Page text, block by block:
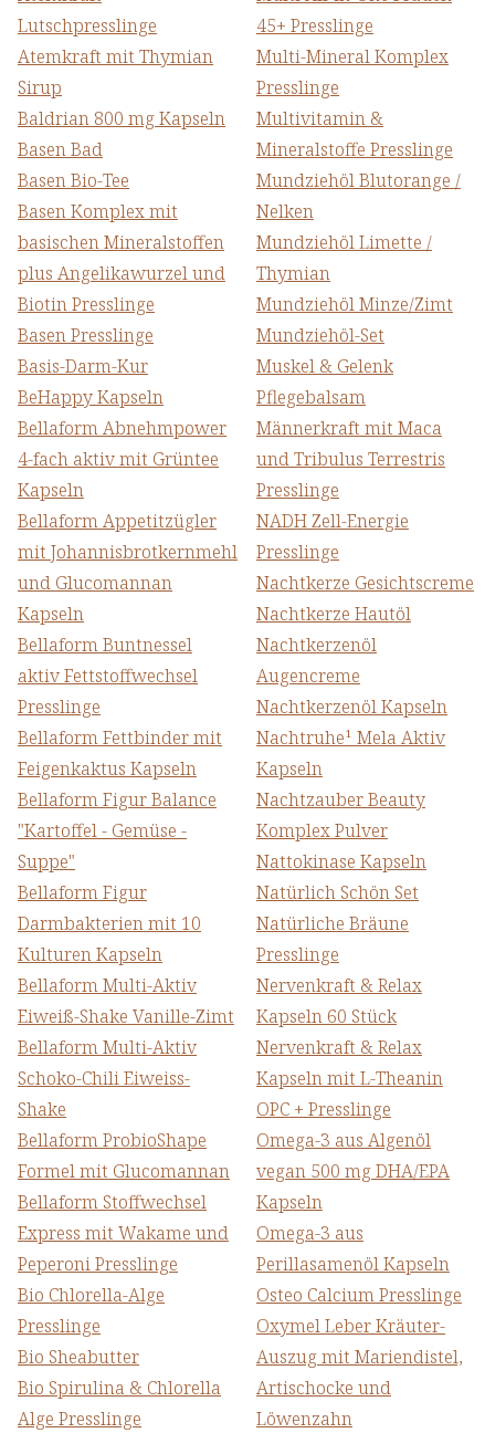
Lutschpresslinge
Atemkraft mit Thymian
Sirup
Baldrian 800 mg Kapseln
Basen Bad
Basen Bio-Tee
Basen Komplex mit
basischen Mineralstoffen
plus Angelikawurzel und
Biotin Presslinge
Basen Presslinge
Basis-Darm-Kur
BeHappy Kapseln
Bellaform Abnehmpower
4-fach aktiv mit Grüntee
Kapseln
Bellaform Appetitzügler
mit Johannisbrotkernmehl
und Glucomannan
Kapseln
Bellaform Buntnessel
aktiv Fettstoffwechsel
Presslinge
Bellaform Fettbinder mit
Feigenkaktus Kapseln
Bellaform Figur Balance
"Kartoffel - Gemüse -
Suppe"
Bellaform Figur
Darmbakterien mit 10
Kulturen Kapseln
Bellaform Multi-Aktiv
Eiweiß-Shake Vanille-Zimt
Bellaform Multi-Aktiv
Schoko-Chili Eiweiss-
Shake
Bellaform ProbioShape
Formel mit Glucomannan
Bellaform Stoffwechsel
Express mit Wakame und
Peperoni Presslinge
Bio Chlorella-Alge
Presslinge
Bio Sheabutter
Bio Spirulina & Chlorella
Alge Presslinge
45+ Presslinge
Multi-Mineral Komplex
Presslinge
Multivitamin &
Mineralstoffe Presslinge
Mundziehöl Blutorange /
Nelken
Mundziehöl Limette /
Thymian
Mundziehöl Minze/Zimt
Mundziehöl-Set
Muskel & Gelenk
Pflegebalsam
Männerkraft mit Maca
und Tribulus Terrestris
Presslinge
NADH Zell-Energie
Presslinge
Nachtkerze Gesichtscreme
Nachtkerze Hautöl
Nachtkerzenöl
Augencreme
Nachtkerzenöl Kapseln
Nachtruhe¹ Mela Aktiv
Kapseln
Nachtzauber Beauty
Komplex Pulver
Nattokinase Kapseln
Natürlich Schön Set
Natürliche Bräune
Presslinge
Nervenkraft & Relax
Kapseln 60 Stück
Nervenkraft & Relax
Kapseln mit L-Theanin
OPC + Presslinge
Omega-3 aus Algenöl
vegan 500 mg DHA/EPA
Kapseln
Omega-3 aus
Perillasamenöl Kapseln
Osteo Calcium Presslinge
Oxymel Leber Kräuter-
Auszug mit Mariendistel,
Artischocke und
Löwenzahn